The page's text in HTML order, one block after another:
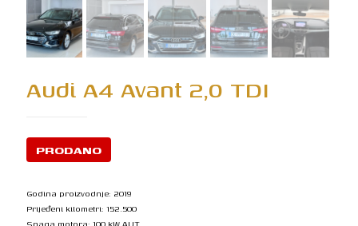
Audi A4 Avant 2,0 TDI
PRODANO
Godina proizvodnje: 2019
Prijeđeni kilometri: 152.500